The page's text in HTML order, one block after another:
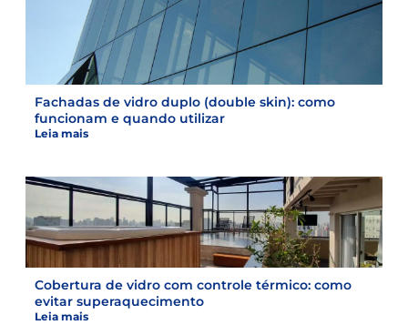
Fachadas de vidro duplo (double skin): como
funcionam e quando utilizar
Leia mais
Cobertura de vidro com controle térmico: como
evitar superaquecimento
Leia mais